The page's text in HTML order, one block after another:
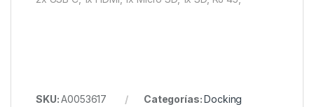
SKU:A0053617 Categorías:Docking